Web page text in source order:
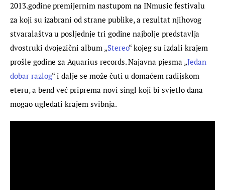
2013.godine premijernim nastupom na INmusic festivalu
za koji su izabrani od strane publike, a rezultat njihovog
stvaralaštva u posljednje tri godine najbolje predstavlja
dvostruki dvojezični album „Stereo“ kojeg su izdali krajem
prošle godine za Aquarius records. Najavna pjesma „Jedan
dobar razlog“ i dalje se može čuti u domaćem radijskom
eteru, a bend već priprema novi singl koji bi svjetlo dana
mogao ugledati krajem svibnja.